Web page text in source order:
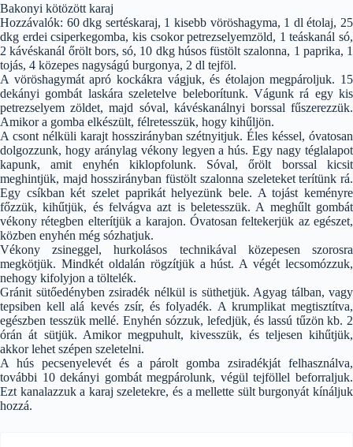
Bakonyi kötözött karaj
Hozzávalók: 60 dkg sertéskaraj, 1 kisebb vöröshagyma, 1 dl étolaj, 25
dkg erdei csiperkegomba, kis csokor petrezselyemzöld, 1 teáskanál só,
2 kávéskanál őrölt bors, só, 10 dkg húsos füstölt szalonna, 1 paprika, 1
tojás, 4 közepes nagyságú burgonya, 2 dl tejföl.
A vöröshagymát apró kockákra vágjuk, és étolajon megpároljuk. 15
dekányi gombát laskára szeletelve beleborítunk. Vágunk rá egy kis
petrezselyem zöldet, majd sóval, kávéskanálnyi borssal fűszerezzük.
Amikor a gomba elkészült, félretesszük, hogy kihűljön.
A csont nélküli karajt hosszirányban szétnyitjuk. Éles késsel, óvatosan
dolgozzunk, hogy aránylag vékony legyen a hús. Egy nagy téglalapot
kapunk, amit enyhén kiklopfolunk. Sóval, őrölt borssal kicsit
meghintjük, majd hosszirányban füstölt szalonna szeleteket terítünk rá.
Egy csíkban két szelet paprikát helyezünk bele. A tojást keményre
főzzük, kihűtjük, és felvágva azt is beletesszük. A meghűlt gombát
vékony rétegben elterítjük a karajon. Óvatosan feltekerjük az egészet,
közben enyhén még sózhatjuk.
Vékony zsineggel, hurkolásos technikával közepesen szorosra
megkötjük. Mindkét oldalán rögzítjük a húst. A végét lecsomózzuk,
nehogy kifolyjon a töltelék.
Gránit sütőedényben zsiradék nélkül is süthetjük. Agyag tálban, vagy
tepsiben kell alá kevés zsír, és folyadék. A krumplikat megtisztítva,
egészben tesszük mellé. Enyhén sózzuk, lefedjük, és lassú tűzön kb. 2
órán át sütjük. Amikor megpuhult, kivesszük, és teljesen kihűtjük,
akkor lehet szépen szeletelni.
A hús pecsenyelevét és a párolt gomba zsiradékját felhasználva,
további 10 dekányi gombát megpárolunk, végül tejföllel beforraljuk.
Ezt kanalazzuk a karaj szeletekre, és a mellette sült burgonyát kínáljuk
hozzá.